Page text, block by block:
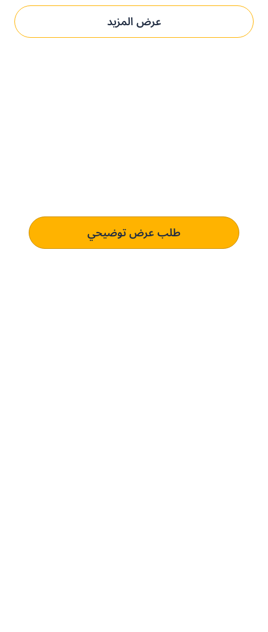
عرض المزيد
طلب عرض توضيحي